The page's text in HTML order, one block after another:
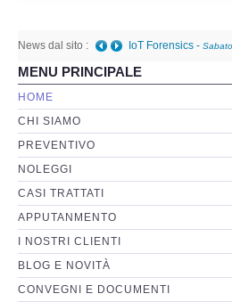
Perzia su Software/
Perizia Fonica e
Perizia su Social Network
Perizia Web Reputation
Perizia Host e Mainframe
Perizia Contratti ICT
News dal sito : IoT Forensics -
MENU PRINCIPALE
HOME
CHI SIAMO
PREVENTIVO
NOLEGGI
CASI TRATTATI
APPUTANMENTO
I NOSTRI CLIENTI
BLOG E NOVITÀ
CONVEGNI E DOCUMENTI